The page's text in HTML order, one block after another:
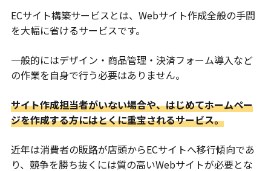
ECサイト構築サービスとは、Webサイト作成全般の手間
を大幅に省けるサービスです。
一般的にはデザイン・商品管理・決済フォーム導入など
の作業を自身で行う必要はありません。
サイト作成担当者がいない場合や、はじめてホームペー
ジを作成する方にはとくに重宝されるサービス。
近年は消費者の販路が店頭からECサイトへ移行傾向であ
り、競争を勝ち抜くには質の高いWebサイトが必要とな